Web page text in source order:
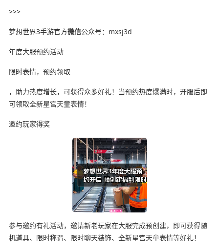
>>>
梦想世界3手游官方微信公众号：mxsj3d
年度大服预约活动
限时表情，预约领取
，助力热度增长，可获得众多好礼！当预约热度爆满时，开服后即
可领取全新星宫天童表情！
邀约玩家得奖
参与邀约有礼活动，邀请新老玩家在大服完成预创建，即可获得随
机道具、限时称谓、限时聊天装饰、全新星宫天童表情等好礼！